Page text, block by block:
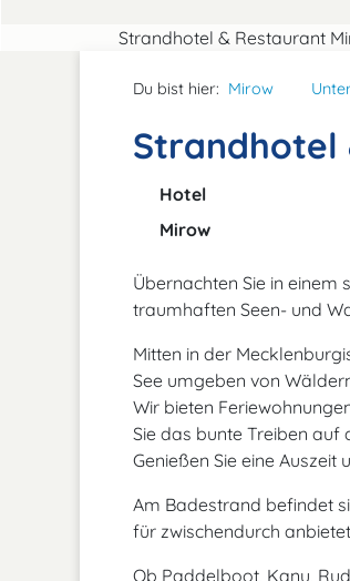
Strandhotel & Restaurant
Du bist hier: Mirow
Strandhotel
Hotel
Mirow
Übernachten Sie in
traumhaften Seen- und
Mitten in der
See umgeben von
Wir bieten
Sie das bunte Treiben auf
Genießen Sie eine Auszeit
Am Badestrand befindet
für zwischendurch
Ob Paddelboot, Kanu,